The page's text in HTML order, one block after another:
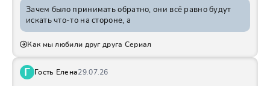
Зачем было принимать обратно, они всё равно будут
искать что-то на стороне, а
Как мы любили друг друга Сериал
Г Гость Елена29.07.26